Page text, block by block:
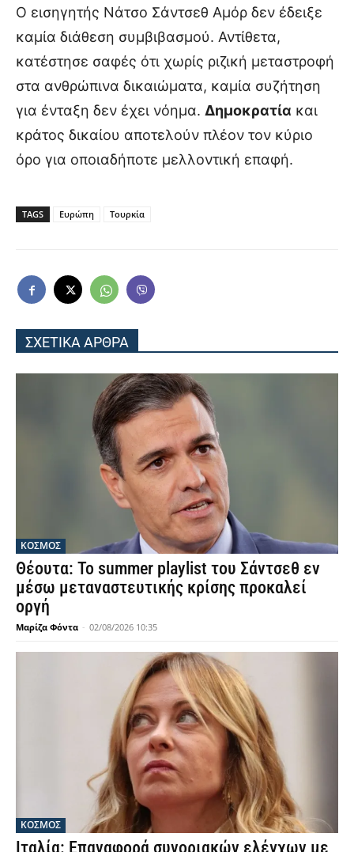
Ο εισηγητής Νάτσο Σάντσεθ Αμόρ δεν έδειξε
καμία διάθεση συμβιβασμού. Αντίθετα,
κατέστησε σαφές ότι χωρίς ριζική μεταστροφή
στα ανθρώπινα δικαιώματα, καμία συζήτηση
για ένταξη δεν έχει νόημα. Δημοκρατία και
κράτος δικαίου αποτελούν πλέον τον κύριο
όρο για οποιαδήποτε μελλοντική επαφή.
TAGS Ευρώπη Τουρκία
ΣΧΕΤΙΚΑ ΑΡΘΡΑ
ΚΟΣΜΟΣ
Θέουτα: Το summer playlist του Σάντσεθ εν
μέσω μεταναστευτικής κρίσης προκαλεί
οργή
Μαρίζα Φόντα - 02/08/2026 10:35
ΚΟΣΜΟΣ
Ιταλία: Επαναφορά συνοριακών ελέγχων με